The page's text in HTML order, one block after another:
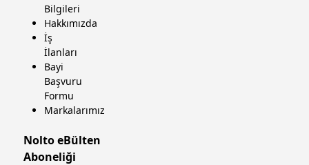
Bilgileri
Hakkımızda
İş
İlanları
Bayi
Başvuru
Formu
Markalarımız
Nolto eBülten
Aboneliği